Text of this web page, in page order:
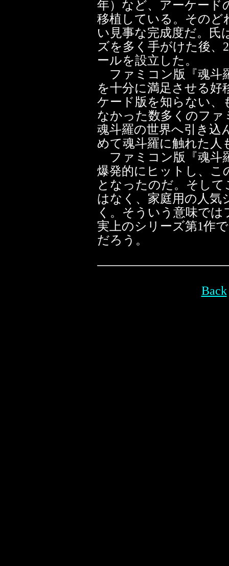
年）など、アーケード
移植している。その
い見事な完成度だ。氏
ズを多く手がけた後、
ールを設立した。
ファミコン版『魂斗
を十分に満足させる好
ケード版を知らない
なかった数多くのフ
魂斗羅の世界へ引き込
めて魂斗羅に触れた人
ファミコン版『魂斗
爆発的にヒットし、こ
となったのだ。そし
はなく、家庭用の人気
く。そういう意味で
実上のシリーズ第1作
だろう。
Back